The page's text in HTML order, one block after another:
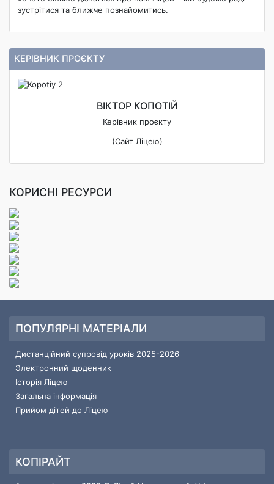
зустрітися та ближче познайомитись.
КЕРІВНИК ПРОЄКТУ
ВІКТОР КОПОТІЙ
Керівник проєкту
(Сайт Ліцею)
КОРИСНІ РЕСУРСИ
ПОПУЛЯРНІ МАТЕРІАЛИ
Дистанційний супровід уроків 2025-2026
Электронний щоденник
Історія Ліцею
Загальна інформація
Прийом дітей до Ліцею
КОПІРАЙТ